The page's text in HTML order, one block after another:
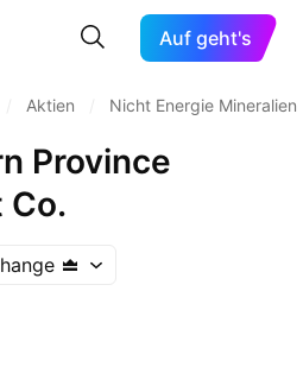
Auf geht's
Aktien Nicht Energie Mineralien
Province
Co.